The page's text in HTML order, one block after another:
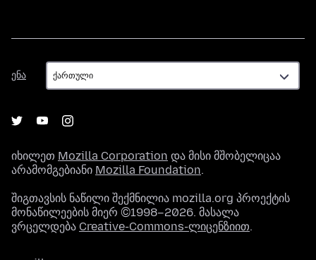
ენა
ენა
იხილეთ Mozilla Corporation და მისი მშობელიცაა
არამომგებიანი Mozilla Foundation.
შიგთავსის ნაწილი შექმნილია mozilla.org პროექტის
მონაწილეების მიერ ©1998–2026. მასალა
ვრცელდება Creative-Commons-ლიცენზიით.